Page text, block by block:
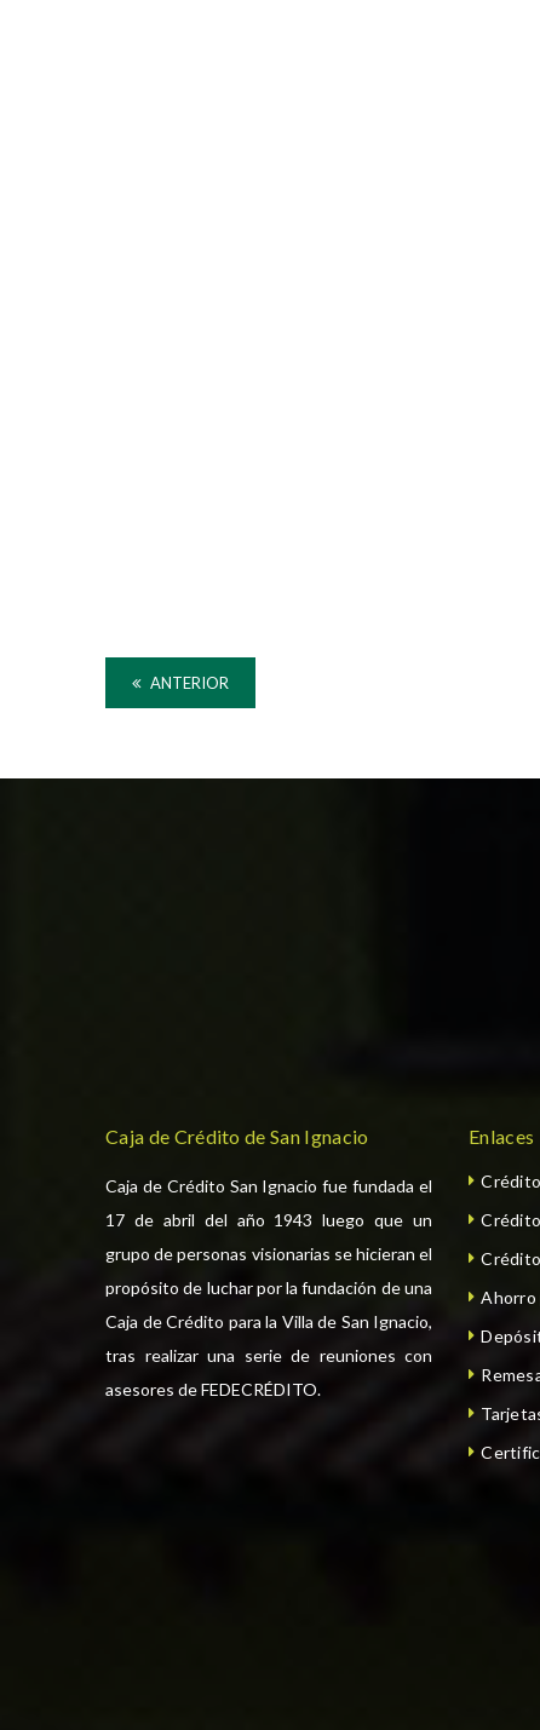
ANTERIOR
Caja de Crédito de San Ignacio
Caja de Crédito San Ignacio fue fundada el
17 de abril del año 1943 luego que un
grupo de personas visionarias se hicieran el
propósito de luchar por la fundación de una
Caja de Crédito para la Villa de San Ignacio,
tras realizar una serie de reuniones con
asesores de FEDECRÉDITO.
Enlaces
Ahorro